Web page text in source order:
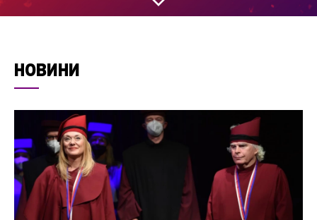
НОВИНИ